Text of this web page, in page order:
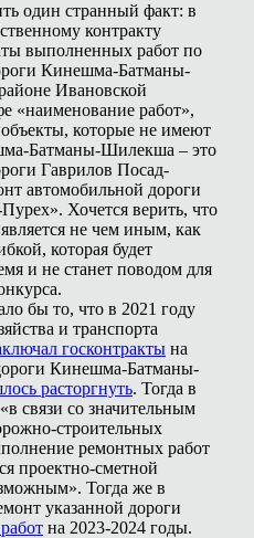
один странный факт: в
контракту
выполненных работ по
Кинешма-Батманы-
Ивановской
«наименование работ»,
которые не имеют
Батманы-Шилекша – это
Гаврилов Посад-
автомобильной дороги
Хочется верить, что
не чем иным, как
которая будет
и не станет поводом для
бы то, что в 2021 году
и транспорта
госконтракты на
Кинешма-Батманы-
расторгнуть. Тогда в
связи со значительным
строительных
ремонтных работ
проектно-сметной
Тогда же в
указанной дороги
на 2023-2024 годы.